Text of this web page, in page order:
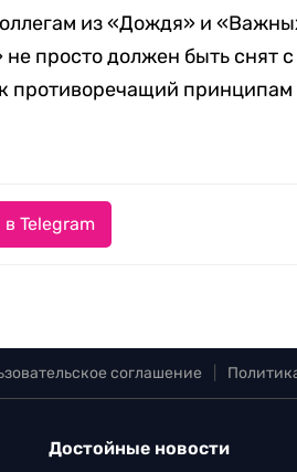
из «Дождя» и
не просто должен быть снят
противоречащий принципам
Telegram
соглашение
Достойные новости